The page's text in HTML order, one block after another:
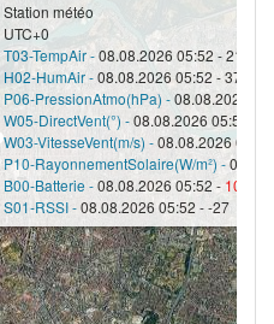
Station météo
UTC+0
T03-TempAir -08.08.2026 05:52 - 21.9
H02-HumAir -08.08.2026 05:52 - 37
P06-PressionAtmo(hPa) -08.08.2026
W05-DirectVent(°) -08.08.2026 05:52 -
W03-VitesseVent(m/s) -08.08.2026
P10-RayonnementSolaire(W/m²) -
B00-Batterie -08.08.2026 05:52 - 100
S01-RSSI -08.08.2026 05:52 - -27